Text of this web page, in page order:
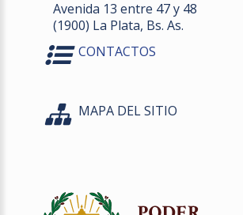
Avenida 13 entre 47 y 48
(1900) La Plata, Bs. As.
CONTACTOS
MAPA DEL SITIO